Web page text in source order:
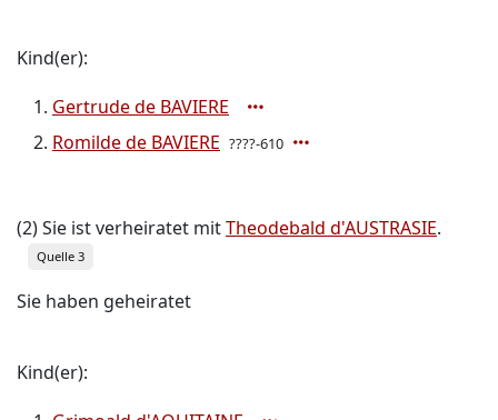
Kind(er):
Gertrude de BAVIERE
Romilde de BAVIERE ????-610
(2) Sie ist verheiratet mitTheodebald d'AUSTRASIE.
Quelle 3
Sie haben geheiratet
Kind(er):